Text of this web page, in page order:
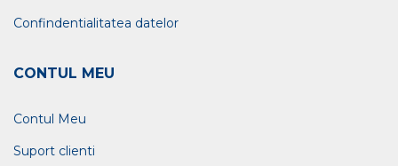
Confindentialitatea datelor
CONTUL MEU
Contul Meu
Suport clienti